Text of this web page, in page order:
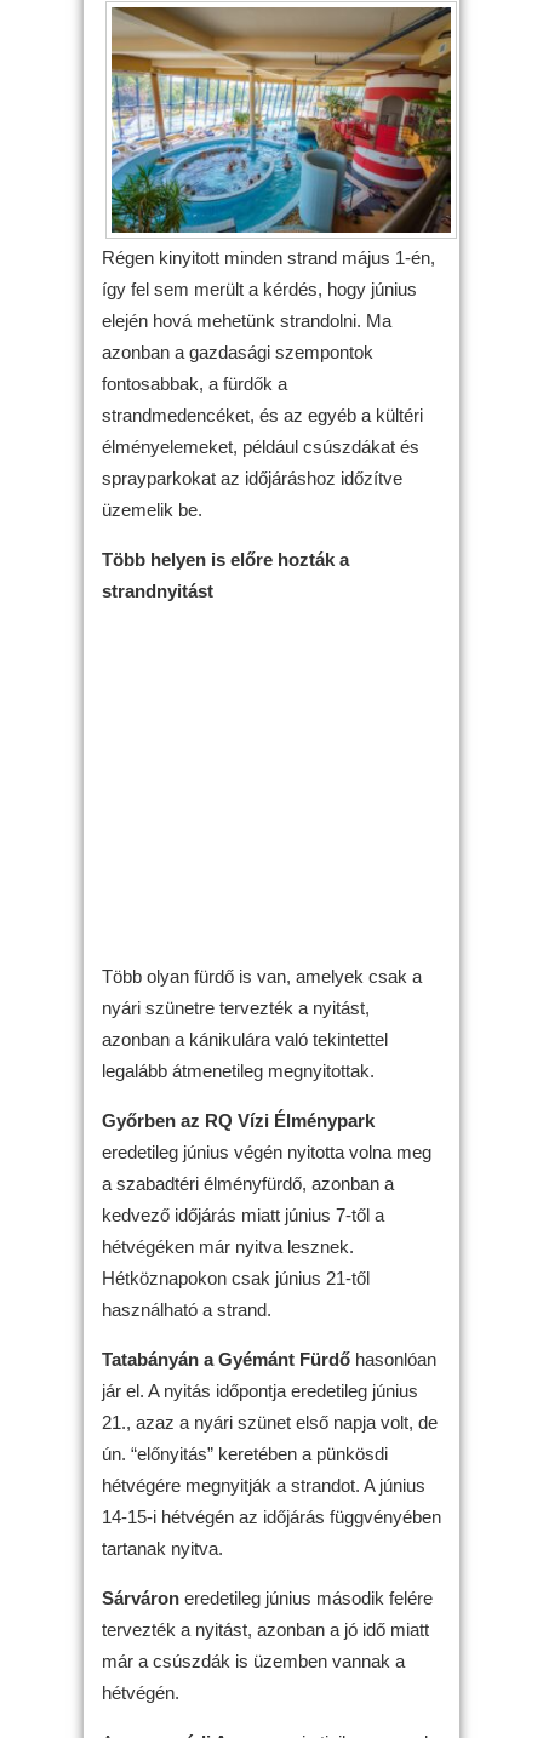
Régen kinyitott minden strand május 1-én,
így fel sem merült a kérdés, hogy június
elején hová mehetünk strandolni. Ma
azonban a gazdasági szempontok
fontosabbak, a fürdők a
strandmedencéket, és az egyéb a kültéri
élményelemeket, például csúszdákat és
sprayparkokat az időjáráshoz időzítve
üzemelik be.
Több helyen is előre hozták a
strandnyitást
Több olyan fürdő is van, amelyek csak a
nyári szünetre tervezték a nyitást,
azonban a kánikulára való tekintettel
legalább átmenetileg megnyitottak.
Győrben az RQ Vízi Élménypark
eredetileg június végén nyitotta volna meg
a szabadtéri élményfürdő, azonban a
kedvező időjárás miatt június 7-től a
hétvégéken már nyitva lesznek.
Hétköznapokon csak június 21-től
használható a strand.
Tatabányán a Gyémánt Fürdő hasonlóan
jár el. A nyitás időpontja eredetileg június
21., azaz a nyári szünet első napja volt, de
ún. “előnyitás” keretében a pünkösdi
hétvégére megnyitják a strandot. A június
14-15-i hétvégén az időjárás függvényében
tartanak nyitva.
Sárváron eredetileg június második felére
tervezték a nyitást, azonban a jó idő miatt
már a csúszdák is üzemben vannak a
hétvégén.